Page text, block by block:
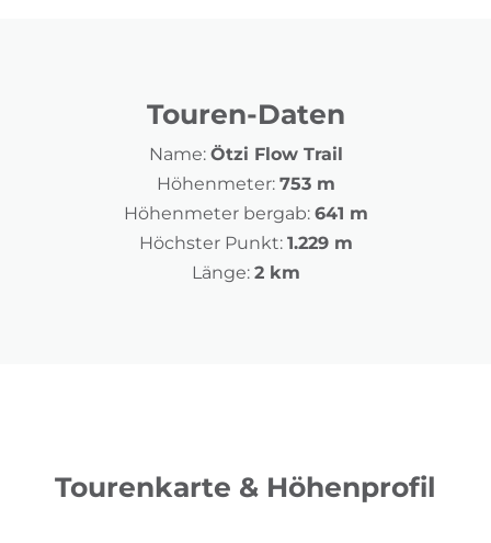
Touren-Daten
Name: Ötzi Flow Trail
Höhenmeter: 753 m
Höhenmeter bergab: 641 m
Höchster Punkt: 1.229 m
Länge: 2 km
Tourenkarte & Höhenprofil